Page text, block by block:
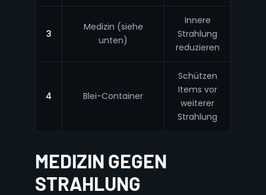
3
Medizin (siehe
unten)
Innere
Strahlung
reduzieren
4 Blei-Container
Schützen
Items vor
weiterer
Strahlung
MEDIZIN GEGEN
STRAHLUNG